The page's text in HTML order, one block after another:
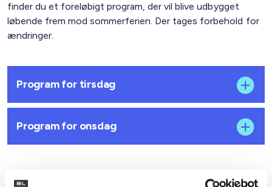
finder du et foreløbigt program, der vil blive udbygget
løbende frem mod sommerferien. Der tages forbehold for
ændringer.
Program for tirsdag
Program for onsdag